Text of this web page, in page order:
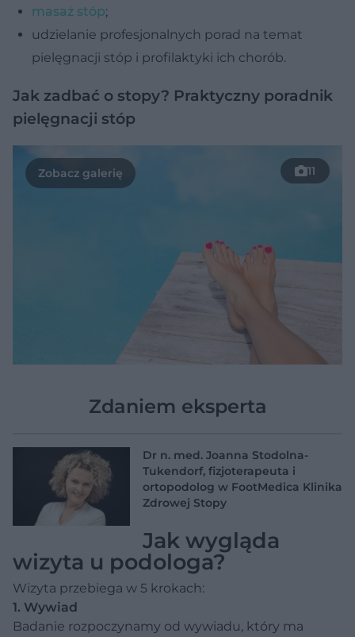
masaż stóp;
udzielanie profesjonalnych porad na temat
pielęgnacji stóp i profilaktyki ich chorób.
Jak zadbać o stopy? Praktyczny poradnik
pielęgnacji stóp
11
Zdaniem eksperta
Dr n. med. Joanna Stodolna-
Tukendorf, fizjoterapeuta i
ortopodolog w FootMedica Klinika
Zdrowej Stopy
Jak wygląda
wizyta u podologa?
Wizyta przebiega w 5 krokach:
1. Wywiad
Badanie rozpoczynamy od wywiadu, który ma